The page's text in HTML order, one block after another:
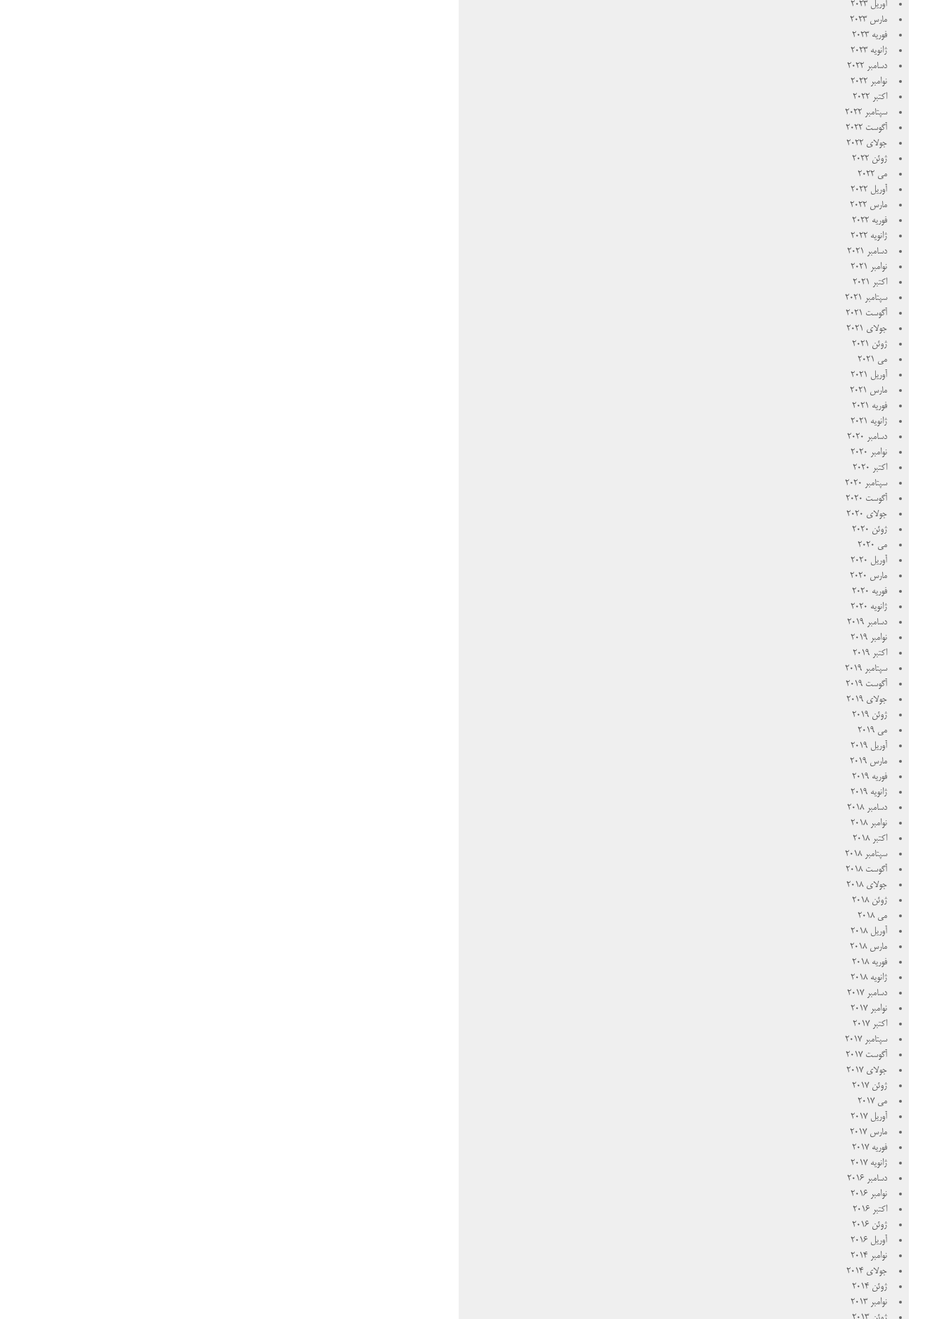
آوریل 2023
مارس 2023
فوریه 2023
ژانویه 2023
دسامبر 2022
نوامبر 2022
اکتبر 2022
سپتامبر 2022
آگوست 2022
جولای 2022
ژوئن 2022
می 2022
آوریل 2022
مارس 2022
فوریه 2022
ژانویه 2022
دسامبر 2021
نوامبر 2021
اکتبر 2021
سپتامبر 2021
آگوست 2021
جولای 2021
ژوئن 2021
می 2021
آوریل 2021
مارس 2021
فوریه 2021
ژانویه 2021
دسامبر 2020
نوامبر 2020
اکتبر 2020
سپتامبر 2020
آگوست 2020
جولای 2020
ژوئن 2020
می 2020
آوریل 2020
مارس 2020
فوریه 2020
ژانویه 2020
دسامبر 2019
نوامبر 2019
اکتبر 2019
سپتامبر 2019
آگوست 2019
جولای 2019
ژوئن 2019
می 2019
آوریل 2019
مارس 2019
فوریه 2019
ژانویه 2019
دسامبر 2018
نوامبر 2018
اکتبر 2018
سپتامبر 2018
آگوست 2018
جولای 2018
ژوئن 2018
می 2018
آوریل 2018
مارس 2018
فوریه 2018
ژانویه 2018
دسامبر 2017
نوامبر 2017
اکتبر 2017
سپتامبر 2017
آگوست 2017
جولای 2017
ژوئن 2017
می 2017
آوریل 2017
مارس 2017
فوریه 2017
ژانویه 2017
دسامبر 2016
نوامبر 2016
اکتبر 2016
ژوئن 2016
آوریل 2016
نوامبر 2014
جولای 2014
ژوئن 2014
نوامبر 2013